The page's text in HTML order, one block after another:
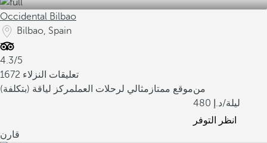
Occidental Bilbao
Bilbao, Spain
4.3/5
1672 تعليقات النزلاء
موقع ممتاز مثالي لرحلات العملمركز لياقة (بتكلفة)
من
480
/ليلة
انظر التوفر
قارن